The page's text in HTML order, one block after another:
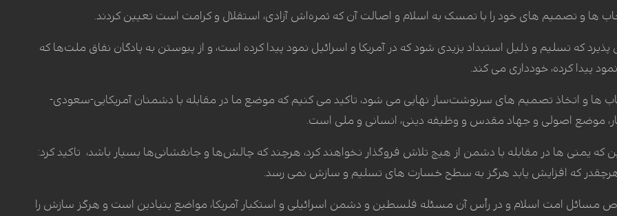
ها و تصمیم های خود را با تمسک به اسلام و اصالت آن که ثمره‌اش آزادی، استقلال و کرامت است تعیین کردند.
که تسلیم و ذلیل استبداد یزیدی شود که در آمریکا و اسرائیل نمود پیدا کرده است، و از پیوستن به پادگان نفاق ملت‌ها که
پیدا کرده، خودداری می کند.
ها و اتخاذ تصمیم های سرنوشت‌ساز نهایی می شود، تاکید می کنیم که موضع ما در مقابله با دشمنان آمریکایی-سعودی-
موضع اصولی و جهاد مقدس و وظیفه دینی، انسانی و ملی است.
که یمنی ها در مقابله با دشمن از هیچ تلاش فروگذار نخواهند کرد، هرچند که چالش‌ها و جانفشانی‌ها بسیار باشد، تاکید کرد:
هرچقدر که افزایش یابد هرگز به سطح خسارت های تسلیم و سازش نمی رسد.
مسائل امت اسلام و در رأس آن مسئله فلسطین و دشمن اسرائیلی و استکبار آمریکا، مواضع بنیادین است و هرگز سازش را